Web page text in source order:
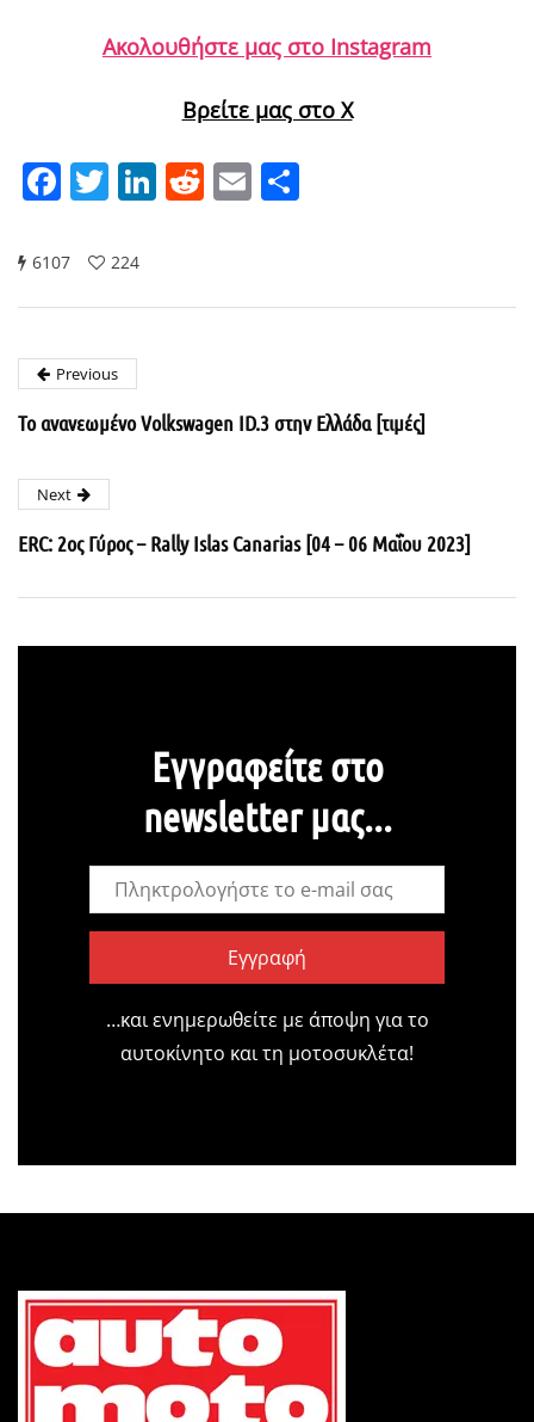
Ακολουθήστε μας στο Instagram
Βρείτε μας στο X
Facebook
Twitter
LinkedIn
Reddit
Email
6107 224
Previous
Το ανανεωμένο Volkswagen ID.3 στην Ελλάδα [τιμές]
Next
ERC: 2ος Γύρος – Rally Islas Canarias [04 – 06 Μαΐου 2023]
Εγγραφείτε στο
newsletter μας...
Εγγραφή
…και ενημερωθείτε με άποψη για το
αυτοκίνητο και τη μοτοσυκλέτα!